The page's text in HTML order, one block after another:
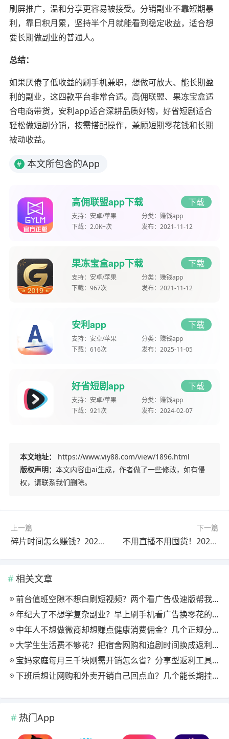
刷屏推广，温和分享更容易被接受。分销副业不靠短期暴
利，靠日积月累，坚持半个月就能看到稳定收益，适合想
要长期做副业的普通人。
总结：
如果厌倦了低收益的刷手机兼职，想做可放大、能长期盈
利的副业，这四款平台非常合适。高佣联盟、果冻宝盒适
合电商带货，安利app适合深耕品质好物，好省短剧适合
轻松做短剧分销，按需搭配操作，兼顾短期零花钱和长期
被动收益。
# 本文所包含的App
高佣联盟app下载 下载
支持： 安卓/苹果 分类： 赚钱app
下载： 2.0K+次 发布： 2021-11-12
果冻宝盒app下载 下载
支持： 安卓/苹果 分类： 赚钱app
下载： 967次 发布： 2021-11-12
安利app 下载
支持： 安卓/苹果 分类： 赚钱app
下载： 616次 发布： 2025-11-05
好省短剧app 下载
支持： 安卓/苹果 分类： 赚钱app
下载： 921次 发布： 2024-02-07
本文地址：
https://www.viy88.com/view/1896.html
版权声明： 本文内容由ai生成，作者做了一些修改，如有侵
权，请联系我们删除。
上一篇
碎片时间怎么赚钱？2026 年最轻松的手机副业推荐
下一篇
不用直播不用囤货！2026小众靠谱分销副业，新手零成本入门
相关文章
前台值班空隙不想白刷短视频？两个看广告极速版帮我月回血三百块
年纪大了不想学复杂副业？早上刷手机看广告换零花的两个极速版用法
中年人不想做微商却想赚点健康消费佣金？几个正规分享式返利平台排位
大学生生活费不够花？把宿舍网购和追剧时间换成返利零钱的方法
宝妈家庭每月三千块刚需开销怎么省？分享型返利工具这样搭最舒服
下班后想让网购和外卖开销自己回点血？几个能长期挂机的返利入口实测
热门App